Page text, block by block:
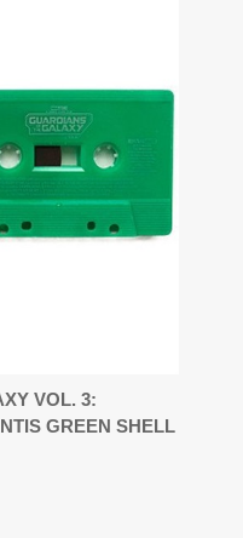
VOL. 3:
GREEN SHELL